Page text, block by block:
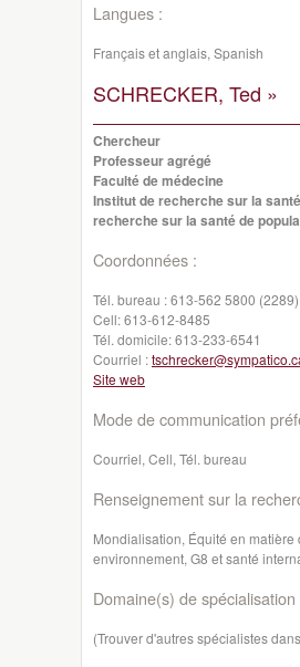
Langues :
Français et anglais, Spanish
SCHRECKER, Ted »
Chercheur
Professeur agrégé
Faculté de médecine
Institut de recherche sur la
recherche sur la santé de
Coordonnées :
Tél. bureau :613-562 5800 (2289)
Cell:613-612-8485
Tél. domicile:613-233-6541
Courriel :
Site web
Mode de communication
Courriel, Cell, Tél. bureau
Renseignement sur la
Mondialisation, Équité en
environnement, G8 et santé
Domaine(s) de spécialisation
(Trouver d'autres spécialistes